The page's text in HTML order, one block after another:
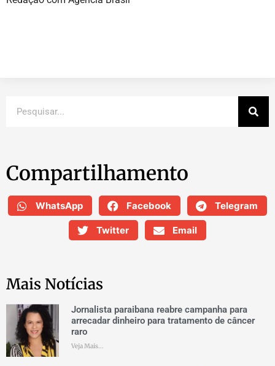
Compartilhamento
WhatsApp Facebook Telegram
Twitter Email
Mais Notícias
Jornalista paraibana reabre campanha para
arrecadar dinheiro para tratamento de câncer
raro
Veja Mais...